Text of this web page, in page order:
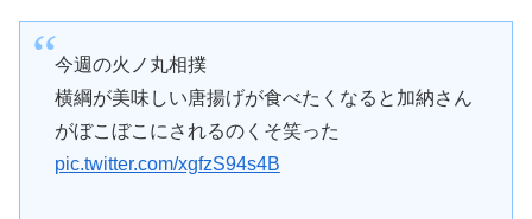
今週の火ノ丸相撲
横綱が美味しい唐揚げが食べたくなると加納さん
がぼこぼこにされるのくそ笑った
pic.twitter.com/xgfzS94s4B